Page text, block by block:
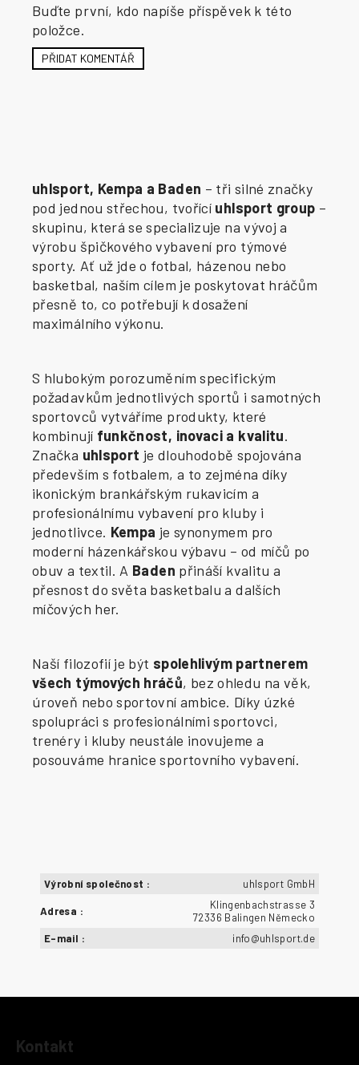
Buďte první, kdo napíše příspěvek k této
položce.
PŘIDAT KOMENTÁŘ
uhlsport, Kempa a Baden – tři silné značky
pod jednou střechou, tvořící uhlsport group –
skupinu, která se specializuje na vývoj a
výrobu špičkového vybavení pro týmové
sporty. Ať už jde o fotbal, házenou nebo
basketbal, naším cílem je poskytovat hráčům
přesně to, co potřebují k dosažení
maximálního výkonu.
S hlubokým porozuměním specifickým
požadavkům jednotlivých sportů i samotných
sportovců vytváříme produkty, které
kombinují funkčnost, inovaci a kvalitu.
Značka uhlsport je dlouhodobě spojována
především s fotbalem, a to zejména díky
ikonickým brankářským rukavicím a
profesionálnímu vybavení pro kluby i
jednotlivce. Kempa je synonymem pro
moderní házenkářskou výbavu – od míčů po
obuv a textil. A Baden přináší kvalitu a
přesnost do světa basketbalu a dalších
míčových her.
Naší filozofií je být spolehlivým partnerem
všech týmových hráčů, bez ohledu na věk,
úroveň nebo sportovní ambice. Díky úzké
spolupráci s profesionálními sportovci,
trenéry i kluby neustále inovujeme a
posouváme hranice sportovního vybavení.
Výrobní společnost : uhlsport GmbH
Adresa :
Klingenbachstrasse 3
72336 Balingen Německo
E-mail : info@uhlsport.de
Kontakt